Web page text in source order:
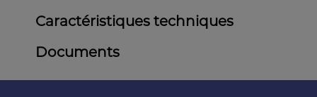
Caractéristiques techniques
Documents